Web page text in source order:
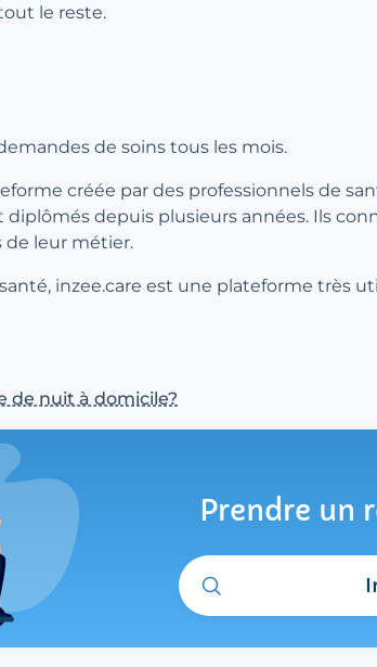
le reste.
de soins tous les mois.
créée par des professionnels de
diplômés depuis plusieurs années. Ils
de leur métier.
inzee.care est une plateforme très
de nuit à domicile?
Prendre un